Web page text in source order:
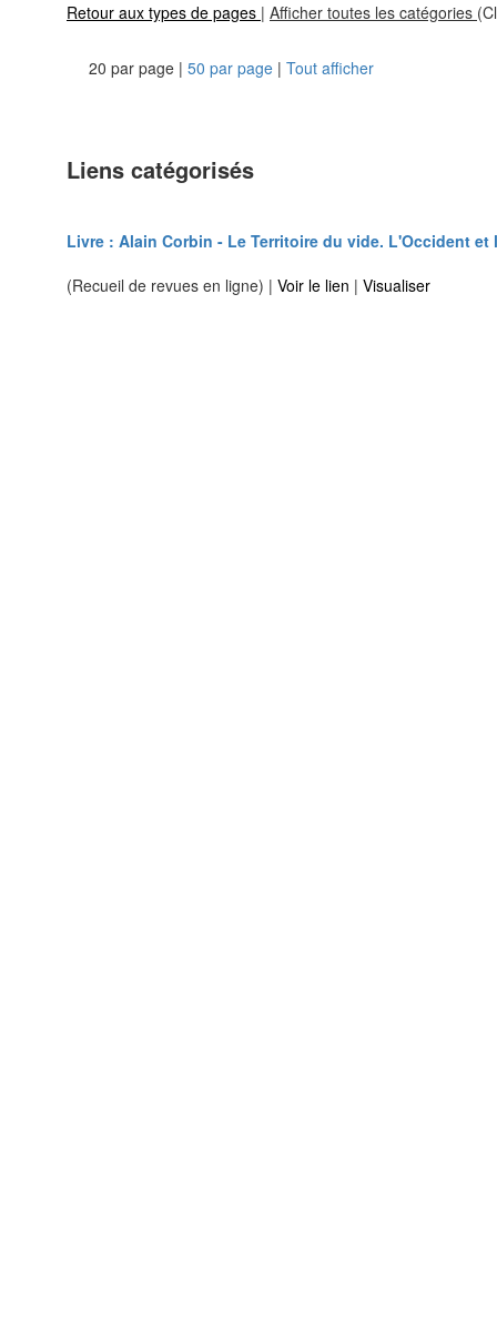
Retour aux types de pages | Afficher toutes les catégories
20 par page | 50 par page | Tout afficher
Liens catégorisés
Livre : Alain Corbin - Le Territoire du vide. L'Occident et
(Recueil de revues en ligne) | Voir le lien | Visualiser